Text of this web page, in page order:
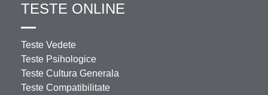
TESTE ONLINE
Teste Vedete
Teste Psihologice
Teste Cultura Generala
Teste Compatibilitate